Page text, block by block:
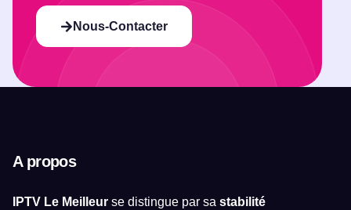
Nous-Contacter
A propos
IPTV Le Meilleur se distingue par sa stabilité